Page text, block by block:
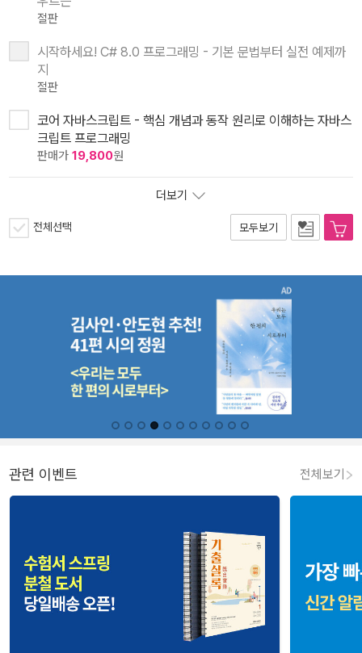
절판
시작하세요! C# 8.0 프로그래밍 - 기본 문법부터 실전 예제까
지
절판
코어 자바스크립트 - 핵심 개념과 동작 원리로 이해하는 자바스
크립트 프로그래밍
판매가 19,800원
더보기
전체선택 모두보기
관련 이벤트 전체보기